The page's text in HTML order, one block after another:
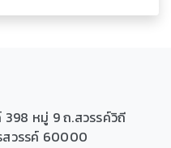
หมู่ 9 ถ.สวรรค์วิถี
สวรรค์ 60000